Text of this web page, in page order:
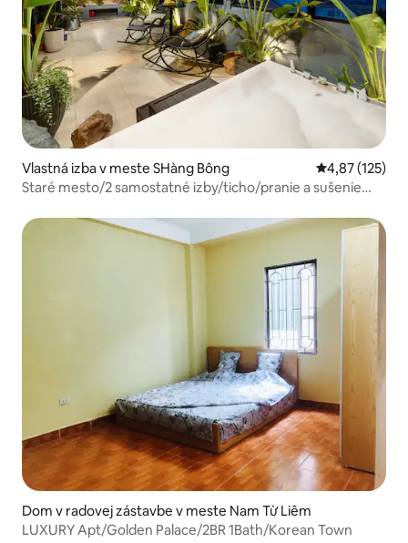
Vlastná izba v meste SHàng Bông Priemerné
4,87 (125)
Staré mesto/2 samostatné izby/ticho/pranie a sušenie
Dom v radovej zástavbe v meste Nam Từ Liêm
LUXURY Apt/Golden Palace/2BR 1Bath/Korean Town